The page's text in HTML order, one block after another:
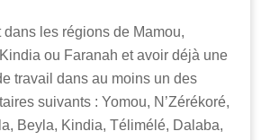
dans les régions de Mamou,
ou Faranah et avoir déjà une
travail dans au moins un des
suivants : Yomou, N’Zérékoré,
Beyla, Kindia, Télimélé, Dalaba,